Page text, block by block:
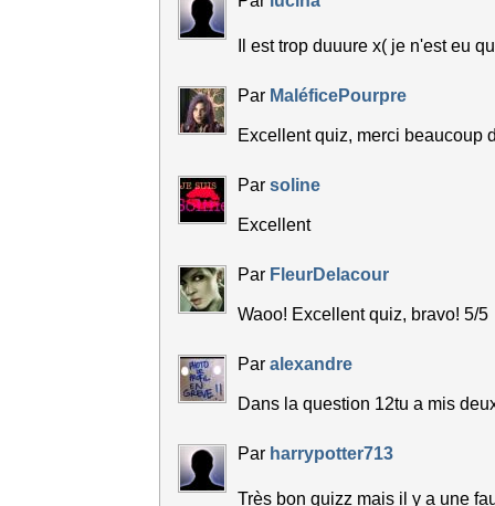
Il est trop duuure x( je n'est eu
Par MaléficePourpre
Excellent quiz, merci beaucoup
Par soline
Excellent
Par FleurDelacour
Waoo! Excellent quiz, bravo! 5/5
Par alexandre
Dans la question 12tu a mis
Par harrypotter713
Très bon quizz mais il y a une